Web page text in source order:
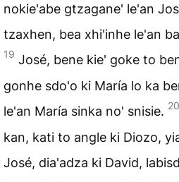
nokie'abe gtzagane' le'an
tzaxhen, bea xhi'inhe le'an
19 José, bene kie' goke to
gonhe sdo'o ki María lo ka
le'an María sinka no' snisie. 20
kan, kati to angle ki Diozo,
José, dia'adza ki David,